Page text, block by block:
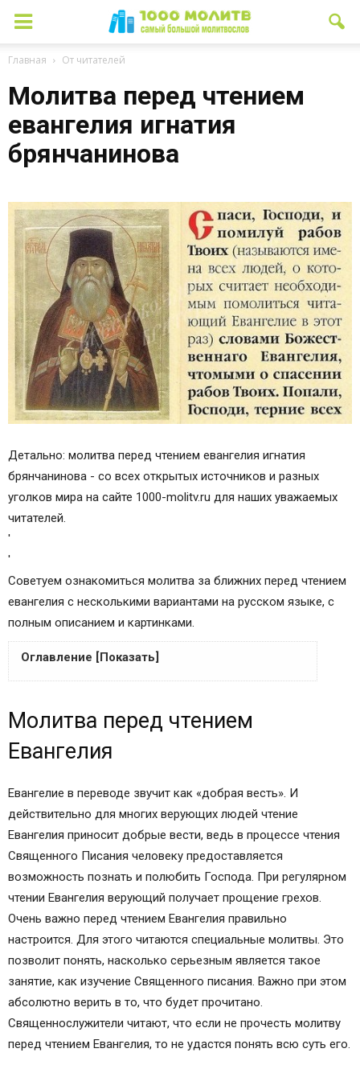
Главная От читателей
Молитва перед чтением
евангелия игнатия
брянчанинова
Детально: молитва перед чтением евангелия игнатия
брянчанинова - со всех открытых источников и разных
уголков мира на сайте 1000-molitv.ru для наших уважаемых
читателей.
'
'
Советуем ознакомиться молитва за ближних перед чтением
евангелия с несколькими вариантами на русском языке, с
полным описанием и картинками.
Оглавление [Показать]
Какие молитвы читать перед чтением Евангелия
Молитва перед чтением Евангелия за близких
Молитва Игнатия Брянчанинова перед чтением
Евангелия
Православная Молитва перед и после чтения
1-я молитва до и после чтения Святого Писания
Как правильно читать святое письмо?
2-я молитва пред чтением Евангелия
Зачем читать молитву перед началом чтением
Библии?
Сила святого писания
Статьи на похожие темы:
Комментарии посетителей сайта
Молитва перед чтением
Евангелия
Евангелие в переводе звучит как «добрая весть». И
действительно для многих верующих людей чтение
Евангелия приносит добрые вести, ведь в процессе чтения
Священного Писания человеку предоставляется
возможность познать и полюбить Господа. При регулярном
чтении Евангелия верующий получает прощение грехов.
Очень важно перед чтением Евангелия правильно
настроится. Для этого читаются специальные молитвы. Это
позволит понять, насколько серьезным является такое
занятие, как изучение Священного писания. Важно при этом
абсолютно верить в то, что будет прочитано.
Священнослужители читают, что если не прочесть молитву
перед чтением Евангелия, то не удастся понять всю суть его.